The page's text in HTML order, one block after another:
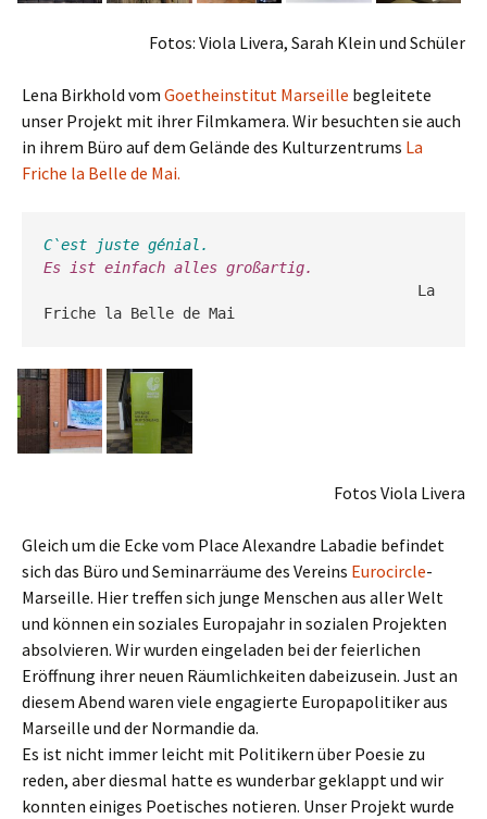
Fotos: Viola Livera, Sarah Klein und Schüler
Lena Birkhold vom Goetheinstitut Marseille begleitete
unser Projekt mit ihrer Filmkamera. Wir besuchten sie auch
in ihrem Büro auf dem Gelände des Kulturzentrums La
Friche la Belle de Mai.
C`est juste génial.
La
Friche la Belle de Mai
Fotos Viola Livera
Gleich um die Ecke vom Place Alexandre Labadie befindet
sich das Büro und Seminarräume des Vereins Eurocircle-
Marseille. Hier treffen sich junge Menschen aus aller Welt
und können ein soziales Europajahr in sozialen Projekten
absolvieren. Wir wurden eingeladen bei der feierlichen
Eröffnung ihrer neuen Räumlichkeiten dabeizusein. Just an
diesem Abend waren viele engagierte Europapolitiker aus
Marseille und der Normandie da.
Es ist nicht immer leicht mit Politikern über Poesie zu
reden, aber diesmal hatte es wunderbar geklappt und wir
konnten einiges Poetisches notieren. Unser Projekt wurde